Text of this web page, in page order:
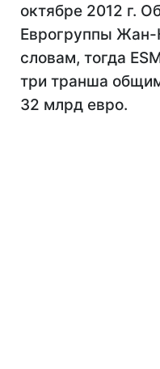
октябре 2012 г.
Еврогруппы
словам, тогда
три транша
32 млрд евро.